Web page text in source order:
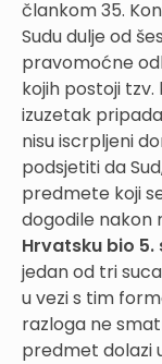
člankom 35.
Sudu dulje od
pravomoćne
kojih postoji
izuzetak
nisu iscrpljeni
podsjetiti da
predmete koji
dogodile nakon
Hrvatsku bio 5.
jedan od tri
u vezi s tim
razloga ne
predmet dolazi